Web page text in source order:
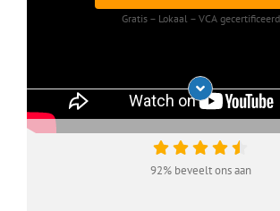
Gratis – Lokaal – VCA gecertificeerd
92% beveelt ons aan